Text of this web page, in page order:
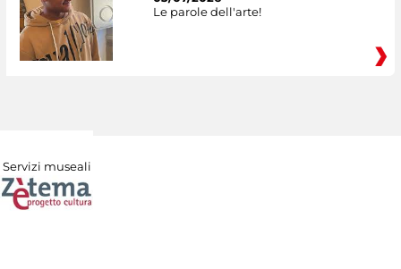
Le parole dell'arte!
Servizi museali